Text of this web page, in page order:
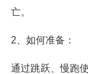
亡。
2、如何准备：
通过跳跃、慢跑